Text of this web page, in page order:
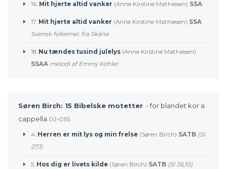
16. Mit hjerte altid vanker (Anne Kirstine Mathiesen) SSA
17. Mit hjerte altid vanker (Anne Kirstine Mathiesen) SSA
Svensk folkemel. fra Skåne
18. Nu tændes tusind julelys(Anne Kirstine Mathiesen)
SSAA melodi af Emmy Köhler
Søren Birch: 15 Bibelske motetter- for blandet kor a
cappella 02-035
4. Herren er mit lys og min frelse(Søren Birch) SATB (Sl
27,1)
5. Hos dig er livets kilde(Søren Birch) SATB (Sl 36,10)